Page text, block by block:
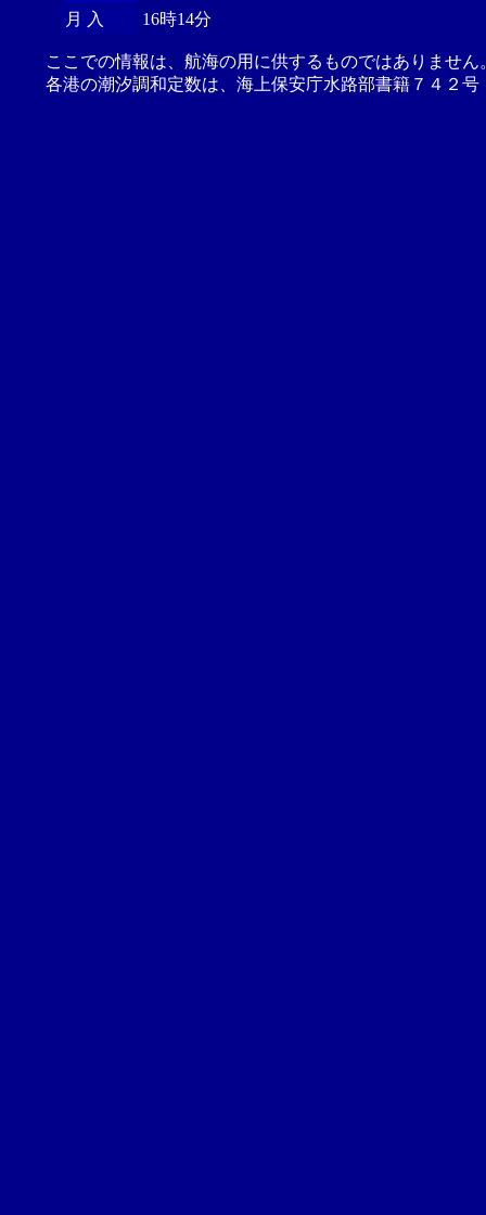
月 入
16時14分
ここでの情報は、航海の用に供するものではありませ
各港の潮汐調和定数は、海上保安庁水路部書籍７４２